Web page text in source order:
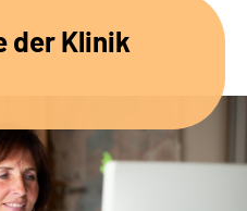
der Klinik